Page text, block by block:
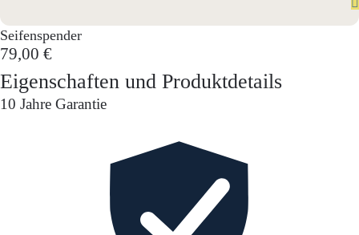
Seifenspender
79,00 €
Eigenschaften und Produktdetails
10 Jahre Garantie